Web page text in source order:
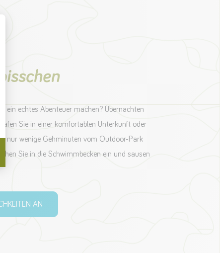
ein echtes Abenteuer machen? Übernachten
Sie in einer komfortablen Unterkunft oder
nur wenige Gehminuten vom Outdoor-Park
Sie in die Schwimmbecken ein und sausen
AN